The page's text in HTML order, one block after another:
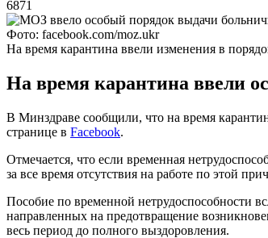
6871
Фото: facebook.com/moz.ukr
На время карантина ввели изменения в
На время карантина ввели
В Минздраве сообщили, что на время
странице в Facebook.
Отмечается, что если временная
за все время отсутствия на работе по этой
Пособие по временной нетрудоспособности
направленных на предотвращение
весь период до полного выздоровления.